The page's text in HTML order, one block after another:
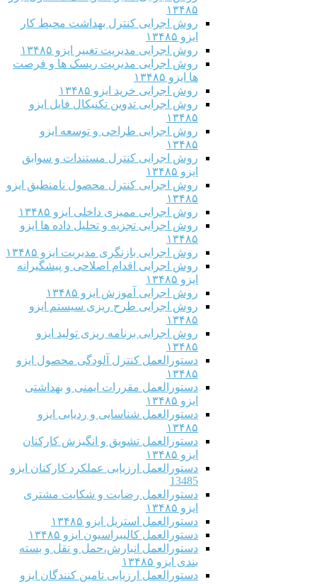
۱۳۴۸۵
روش اجرایی کنترل بهداشت محیط کار
ایزو ۱۳۴۸۵
روش اجرایی مدیریت تغییر ایزو ۱۳۴۸۵
روش اجرایی مدیریت ریسک ها و فرصت
ها ایزو ۱۳۴۸۵
روش اجرایی خرید ایزو ۱۳۴۸۵
روش اجرایی تدوین تکنیکال فایل ایزو
۱۳۴۸۵
روش اجرایی طراحی و توسعه ایزو
۱۳۴۸۵
روش اجرایی کنترل مستندات و سوابق
ایزو ۱۳۴۸۵
روش اجرایی کنترل محصول نامنطبق ایزو
۱۳۴۸۵
روش اجرایی ممیزی داخلی ایزو ۱۳۴۸۵
روش اجرایی تجزیه و تحلیل داده ها ایزو
۱۳۴۸۵
روش اجرایی بازنگری مدیریت ایزو ۱۳۴۸۵
روش اجرایی اقدام اصلاحی و پیشگیرانه
ایزو ۱۳۴۸۵
روش اجرایی آموزش ایزو ۱۳۴۸۵
روش اجرایی طرح ریزی سیستم ایزو
۱۳۴۸۵
روش اجرایی برنامه ریزی تولید ایزو
۱۳۴۸۵
دستورالعمل کنترل آلودگی محصول ایزو
۱۳۴۸۵
دستورالعمل مقررات ایمنی و بهداشتی
ایزو ۱۳۴۸۵
دستورالعمل شناسایی و ردیابی ایزو
۱۳۴۸۵
دستورالعمل تشویق و انگیزش کارکنان
ایزو ۱۳۴۸۵
دستورالعمل ارزیابی عملکرد کارکنان ایزو
13485
دستورالعمل رضایت و شکایت مشتری
ایزو ۱۳۴۸۵
دستورالعمل استریل ایزو ۱۳۴۸۵
دستورالعمل کالیبراسیون ایزو ۱۳۴۸۵
دستورالعمل انبارش،حمل و نقل و بسته
بندی ایزو ۱۳۴۸۵
دستورالعمل ارزیابی تامین کنندگان ایزو